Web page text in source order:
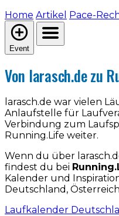
Home Artikel Pace-
Event
Von larasch.de zu
larasch.de war vielen
Anlaufstelle für
Verbindung zum
Running.Life weiter.
Wenn du über
findest du bei
Kalender und
Deutschland,
Laufkalender